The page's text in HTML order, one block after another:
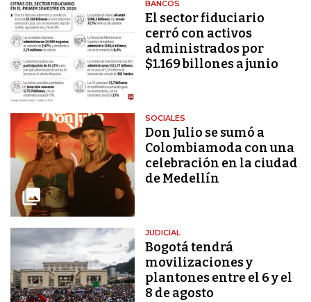
BANCOS
El sector fiduciario
cerró con activos
administrados por
$1.169 billones a junio
SOCIALES
Don Julio se sumó a
Colombiamoda con una
celebración en la ciudad
de Medellín
JUDICIAL
Bogotá tendrá
movilizaciones y
plantones entre el 6 y el
8 de agosto